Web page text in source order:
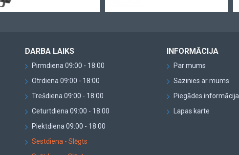
DARBA LAIKS
Pirmdiena 09:00 - 18:00
Otrdiena 09:00 - 18:00
Trešdiena 09:00 - 18:00
Ceturtdiena 09:00 - 18:00
Piektdiena 09:00 - 18:00
Sestdiena - Slēgts
INFORMĀCIJA
Par mums
Sazinies ar mums
Piegādes informācija
Lapas karte